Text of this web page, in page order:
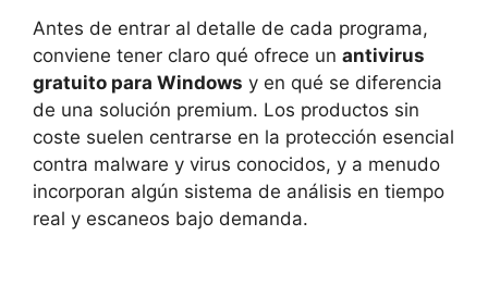
Antes de entrar al detalle de cada programa,
conviene tener claro qué ofrece un antivirus
gratuito para Windows y en qué se diferencia
de una solución premium. Los productos sin
coste suelen centrarse en la protección esencial
contra malware y virus conocidos, y a menudo
incorporan algún sistema de análisis en tiempo
real y escaneos bajo demanda.